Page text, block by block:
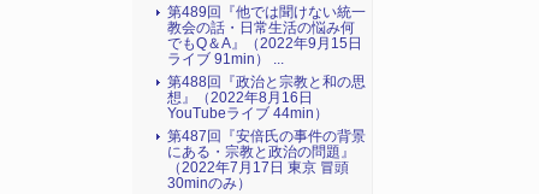
第489回『他では聞けない統一
教会の話・日常生活の悩み何
でもQ＆A』（2022年9月15日
ライブ 91min） ...
第488回『政治と宗教と和の思
想』（2022年8月16日
YouTubeライブ 44min）
第487回『安倍氏の事件の背景
にある・宗教と政治の問題』
（2022年7月17日 東京 冒頭
30minのみ）